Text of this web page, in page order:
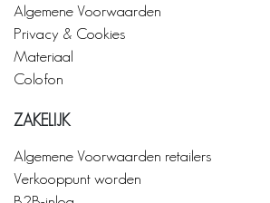
Algemene Voorwaarden
Privacy & Cookies
Materiaal
Colofon
ZAKELIJK
Algemene Voorwaarden retailers
Verkooppunt worden